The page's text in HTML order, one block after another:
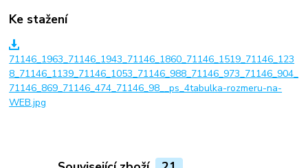
Ke stažení
71146_1963_71146_1943_71146_1860_71146_1519_71146_123
8_71146_1139_71146_1053_71146_988_71146_973_71146_904_
71146_869_71146_474_71146_98__ps_4tabulka-rozmeru-na-
WEB.jpg